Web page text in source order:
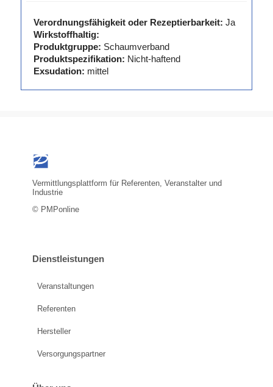
Verordnungsfähigkeit oder Rezeptierbarkeit: Ja
Wirkstoffhaltig:
Produktgruppe: Schaumverband
Produktspezifikation: Nicht-haftend
Exsudation: mittel
Vermittlungsplattform für Referenten, Veranstalter und
Industrie
© PMPonline
Dienstleistungen
Veranstaltungen
Referenten
Hersteller
Versorgungspartner